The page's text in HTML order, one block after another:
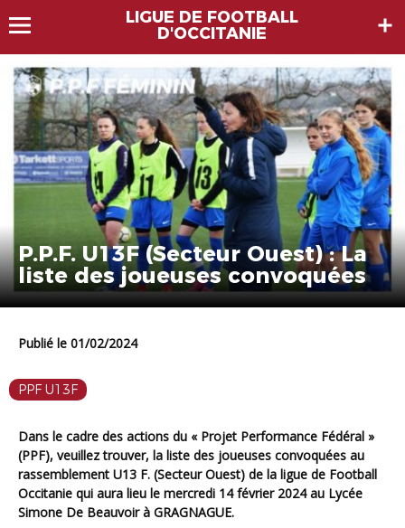
LIGUE DE FOOTBALL
D'OCCITANIE
P.P.F. U13F (Secteur Ouest) : La
liste des joueuses convoquées
Publié le 01/02/2024
PPF U13F
Dans le cadre des actions du « Projet Performance Fédéral »
(PPF), veuillez trouver, la liste des joueuses convoquées au
rassemblement U13 F. (Secteur Ouest) de la ligue de Football
Occitanie qui aura lieu le mercredi 14 février 2024 au Lycée
Simone De Beauvoir à GRAGNAGUE.